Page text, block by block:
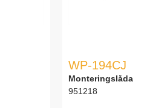
WP-194CJ
Monteringslåda
951218